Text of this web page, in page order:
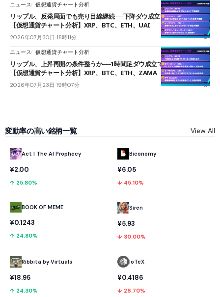
ニュース 仮想通貨チャート分析
リップル、反発局面でも売り目線継続──下降ダウ成立で下値追う展開
【仮想通貨チャート分析】XRP、BTC、ETH、UAI
2026年07月30日 18時11分
ニュース 仮想通貨チャート分析
リップル、上昇再開の条件整うか──1時間足ダウ成立で1.185ドルを狙う
【仮想通貨チャート分析】XRP、BTC、ETH、ZAMA
2026年07月23日 19時07分
変動率の高い銘柄一覧 View All
Act I The AI Prophecy
¥2.00
↑ 25.80%
BOOK OF MEME
¥0.1243
↑ 24.80%
Ribbita by Virtuals
¥18.95
↑ 24.30%
Biconomy
¥6.05
↓ 45.10%
Siren
¥5.93
↓ 30.00%
IoTeX
¥0.4186
↓ 26.70%